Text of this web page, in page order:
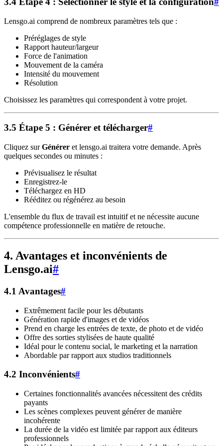
Lensgo.ai comprend de nombreux paramètres tels que :
Préréglages de style
Rapport hauteur/largeur
Force de l'animation
Mouvement de la caméra
Intensité du mouvement
Résolution
Choisissez les paramètres qui correspondent à votre projet.
3.5 Étape 5 : Générer et télécharger#
Cliquez surGénérer et lensgo.ai traitera votre demande. Après
quelques secondes ou minutes :
Prévisualisez le résultat
Enregistrez-le
Téléchargez en HD
Rééditez ou régénérez au besoin
L'ensemble du flux de travail est intuitif et ne nécessite aucune
compétence professionnelle en matière de retouche.
4. Avantages et inconvénients de
Lensgo.ai#
4.1 Avantages#
Extrêmement facile pour les débutants
Génération rapide d'images et de vidéos
Prend en charge les entrées de texte, de photo et de vidéo
Offre des sorties stylisées de haute qualité
Idéal pour le contenu social, le marketing et la narration
Abordable par rapport aux studios traditionnels
4.2 Inconvénients#
Certaines fonctionnalités avancées nécessitent des crédits
payants
Les scènes complexes peuvent générer de manière
incohérente
La durée de la vidéo est limitée par rapport aux éditeurs
professionnels